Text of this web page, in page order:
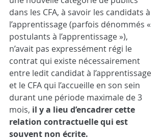
dans les CFA, à savoir les candidats à
l’apprentissage (parfois dénommés «
postulants à l’apprentissage »),
n’avait pas expressément régi le
contrat qui existe nécessairement
entre ledit candidat à l’apprentissage
et le CFA qui l’accueille en son sein
durant une période maximale de 3
mois, il y a lieu d’encadrer cette
relation contractuelle qui est
souvent non écrite.